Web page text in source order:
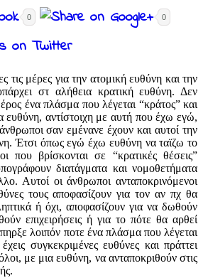
0 0
τις μέρες για την ατομική ευθύνη και την
στ αλήθεια κρατική ευθύνη. Δεν
ένα πλάσμα που λέγεται “κράτος” και
ευθύνη, αντίστοιχη με αυτή που έχω εγώ,
σαν εμένανε έχουν και αυτοί την
Έτσι όπως εγώ έχω ευθύνη να ταϊζω το
που βρίσκονται σε “κρατικές θέσεις”
διατάγματα και νομοθετήματα
Αυτοί οι άνθρωποι ανταποκρινόμενοι
τους αποφασίζουν για τον αν πχ θα
ή όχι, αποφασίζουν για να δωθούν
επιχειρήσεις ή για το πότε θα αρθεί
λοιπόν ποτε ένα πλάσμα που λέγεται
συγκεκριμένες ευθύνες και πράττει
με μια ευθύνη, να ανταποκριθούν στις